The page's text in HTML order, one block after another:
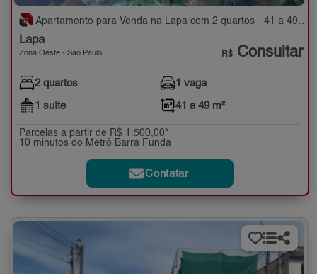
Apartamento para Venda na Lapa com 2 quartos - 41 a 49 m²
Lapa
Zona Oeste - São Paulo R$ Consultar
2 quartos
1 suíte
1 vaga
41 a 49 m²
Parcelas a partir de R$ 1.500,00*
10 minutos do Metrô Barra Funda
Contatar